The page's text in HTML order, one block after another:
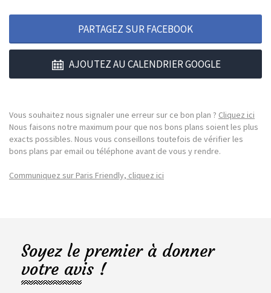
PARTAGEZ SUR FACEBOOK
AJOUTEZ AU CALENDRIER GOOGLE
Vous souhaitez nous signaler une erreur sur ce bon plan ? Cliquez ici
Nous faisons notre maximum pour que nos bons plans soient les plus
exacts possibles. Nous vous conseillons toutefois de vérifier les
bons plans par email ou téléphone avant de vous y rendre.
Communiquez sur Paris Friendly, cliquez ici
Soyez le premier à donner
votre avis !